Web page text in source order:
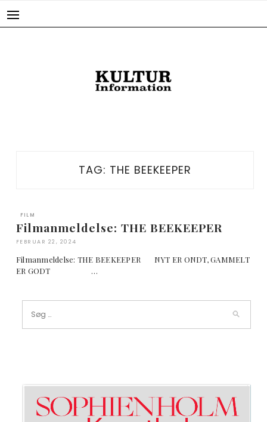
TAG: THE BEEKEEPER
FILM
Filmanmeldelse: THE BEEKEEPER
FEBRUAR 22, 2024
Filmanmeldelse: THE BEEKEEPER NYT ER ONDT, GAMMELT
ER GODT …